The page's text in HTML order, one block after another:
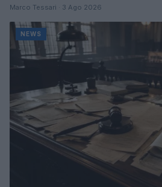
Marco Tessari · 3 Ago 2026
NEWS